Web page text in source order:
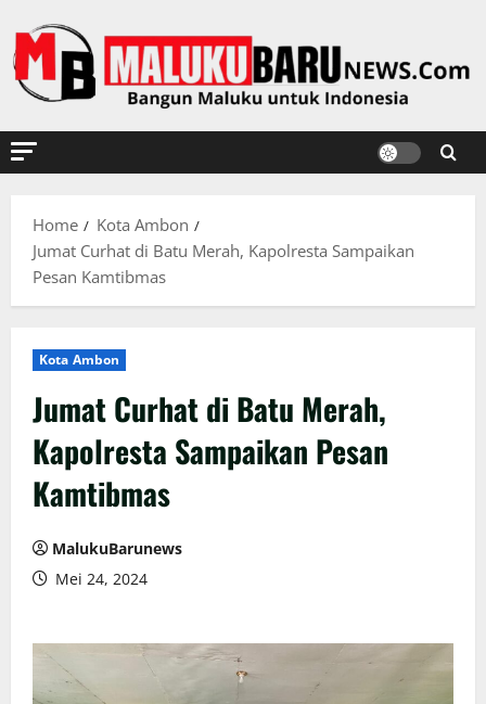
to
content
Home
Kota Ambon
Jumat Curhat di Batu Merah, Kapolresta Sampaikan
Pesan Kamtibmas
Kota Ambon
Jumat Curhat di Batu Merah,
Kapolresta Sampaikan Pesan
Kamtibmas
MalukuBarunews
Mei 24, 2024